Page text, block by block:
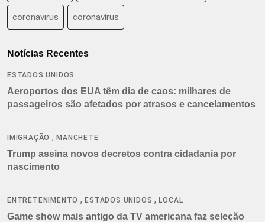
coronavirus coronavírus
Notícias Recentes
ESTADOS UNIDOS
Aeroportos dos EUA têm dia de caos: milhares de
passageiros são afetados por atrasos e cancelamentos
IMIGRAÇÃO ,MANCHETE
Trump assina novos decretos contra cidadania por
nascimento
ENTRETENIMENTO ,ESTADOS UNIDOS ,LOCAL
Game show mais antigo da TV americana faz seleção